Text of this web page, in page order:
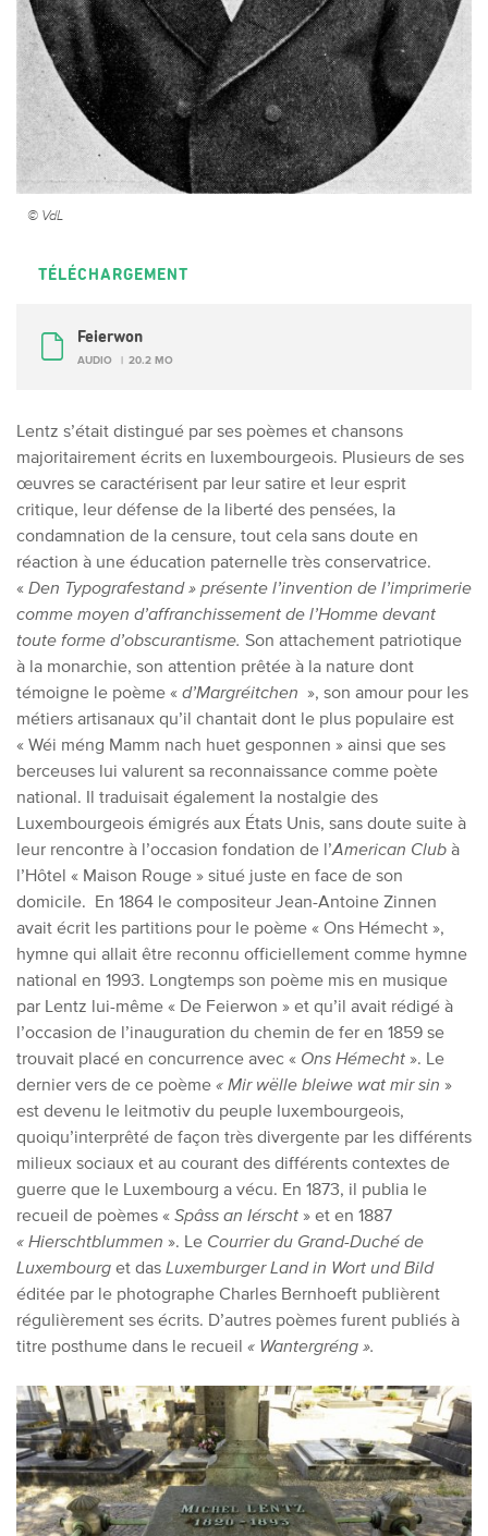
© VdL
TÉLÉCHARGEMENT
Feierwon
AUDIO 20.2 MO
Lentz s’était distingué par ses poèmes et chansons
majoritairement écrits en luxembourgeois. Plusieurs de ses
œuvres se caractérisent par leur satire et leur esprit
critique, leur défense de la liberté des pensées, la
condamnation de la censure, tout cela sans doute en
réaction à une éducation paternelle très conservatrice.
« Den Typografestand» présente l’invention de l’imprimerie
comme moyen d’affranchissement de l’Homme devant
toute forme d’obscurantisme. Son attachement patriotique
à la monarchie, son attention prêtée à la nature dont
témoigne le poème « d’Margréitchen », son amour pour les
métiers artisanaux qu’il chantait dont le plus populaire est
« Wéi méng Mamm nach huet gesponnen » ainsi que ses
berceuses lui valurent sa reconnaissance comme poète
national. Il traduisait également la nostalgie des
Luxembourgeois émigrés aux États Unis, sans doute suite à
leur rencontre à l’occasion fondation de l’American Club à
l’Hôtel « Maison Rouge » situé juste en face de son
domicile. En 1864 le compositeur Jean-Antoine Zinnen
avait écrit les partitions pour le poème « Ons Hémecht »,
hymne qui allait être reconnu officiellement comme hymne
national en 1993. Longtemps son poème mis en musique
par Lentz lui-même « De Feierwon » et qu’il avait rédigé à
l’occasion de l’inauguration du chemin de fer en 1859 se
trouvait placé en concurrence avec « Ons Hémecht ». Le
dernier vers de ce poème « Mir wëlle bleiwe wat mir sin »
est devenu le leitmotiv du peuple luxembourgeois,
quoiqu’interprêté de façon très divergente par les différents
milieux sociaux et au courant des différents contextes de
guerre que le Luxembourg a vécu. En 1873, il publia le
recueil de poèmes « Spâss an Iérscht » et en 1887
« Hierschtblummen ». Le Courrier du Grand-Duché de
Luxembourg et das Luxemburger Land in Wort und Bild
éditée par le photographe Charles Bernhoeft publièrent
régulièrement ses écrits. D’autres poèmes furent publiés à
titre posthume dans le recueil « Wantergréng ».